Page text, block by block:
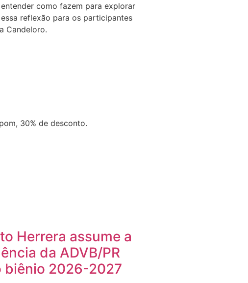
como fazem para explorar
reflexão para os participantes
Candeloro.
30% de desconto.
Herrera assume a
da ADVB/PR
biênio 2026-2027